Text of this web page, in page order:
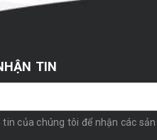
TIN
của chúng tôi để nhận các